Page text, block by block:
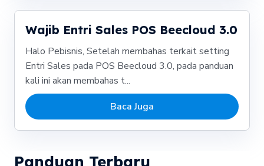
Wajib Entri Sales POS Beecloud 3.0
Halo Pebisnis, Setelah membahas terkait setting
Entri Sales pada POS Beecloud 3.0, pada panduan
kali ini akan membahas t...
Baca Juga
Panduan Terbaru